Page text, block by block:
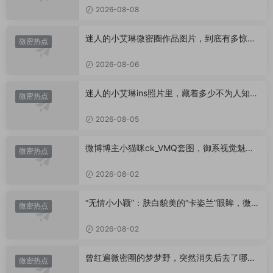
2026-08-08
微密热点
迷人的小艾琳微密圈作品图片，到底有多惊
2026-08-06
微密热点
迷人的小艾琳ins照片里，藏着多少不为人知的
2026-08-05
微密热点
微博博主小猫咪ck_VMQ套图，御系视觉魅力
2026-08-02
微密热点
“无情小小颖”：肤白貌美的“卡姿兰”眼眸，微密
2026-08-02
微密热点
曾红遍微密圈的梦梦野，突然消失后去了哪